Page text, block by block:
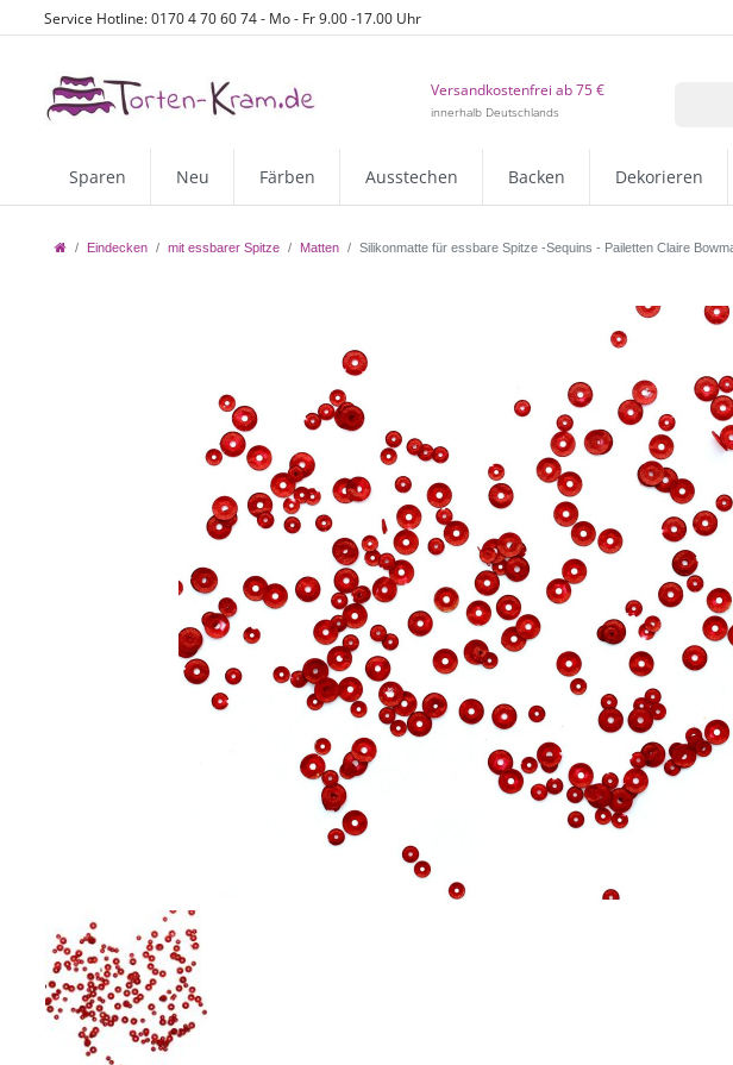
Service Hotline: 0170 4 70 60 74 - Mo - Fr 9.00 -17.00 Uhr
Versandkostenfrei ab 75 €
innerhalb Deutschlands
Sparen Neu Färben Ausstechen Backen Dekorieren
Eindecken mit essbarer Spitze Matten Silikonmatte für essbare Spitze -Sequins - Pailetten Claire